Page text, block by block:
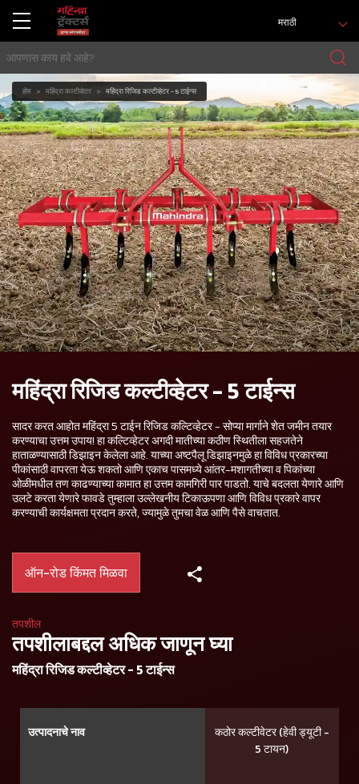
मराठी
होम महिंद्रा कल्टीव्हेटर महिंद्रा रिजिड कल्टीव्हेटर - 5 टाईन्स
महिंद्रा रिजिड कल्टीव्हेटर - 5 टाईन्स
सादर करत आहोत महिंद्रा 5 टाईन रिजिड कल्टिव्हेटर - सोप्या मार्गाने शेत जमीन तयार
करण्याचा उत्तम उपाय! हा कल्टिव्हेटर अगदी मातीच्या कठीण स्थितीला सहजतेने
हाताळण्यासाठी डिझाइन केलेला आहे. याच्या अष्टपैलू डिझाइनमुळे हा विविध प्रकारच्या
पीकांसाठी वापरता येऊ शकतो आणि एकाच पासमध्ये आंतर-मशागतीच्या व पिकांच्या
ओळीमधील तण काढण्याच्या कामात हा उत्तम कामगिरी पार पाडतो. याचे बदलता येणारे आणि
उलटे करता येणारे फावडे तुम्हाला उल्लेखनीय टिकाऊपणा आणि विविध प्रकारे वापर
करण्याची कार्यक्षमता प्रदान करते, ज्यामुळे तुमचा वेळ आणि पैसे वाचतात.
ऑन-रोड किंमत मिळवा
तपशील
तपशीलाबद्दल अधिक जाणून घ्या
महिंद्रा रिजिड कल्टीव्हेटर - 5 टाईन्स
उत्पादनाचे नाव
कठोर कल्टीवेटर (हेवी ड्यूटी -
5 टायन)